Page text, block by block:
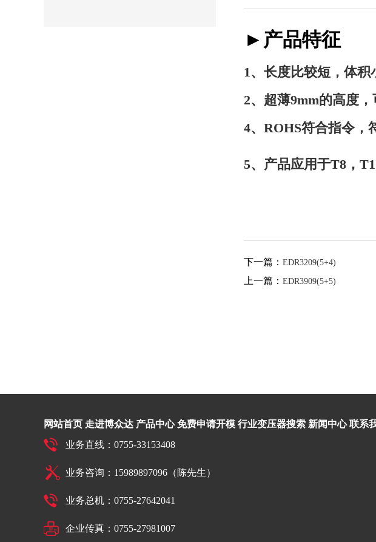
►产品特征
1、长度比较短，体
2、超薄9mm的高度
4、ROHS符合指令，
5、产品应用于T8，
下一篇： EDR3209(5+4)
上一篇： EDR3909(5+5)
网站首页 走进博众达 产品中心 免费申请开模 行业变压器搜索 新闻中心 联系
业务直线：0755-33153408
业务咨询：15989897096（陈先生）
业务总机：0755-27642041
企业传真：0755-27981007